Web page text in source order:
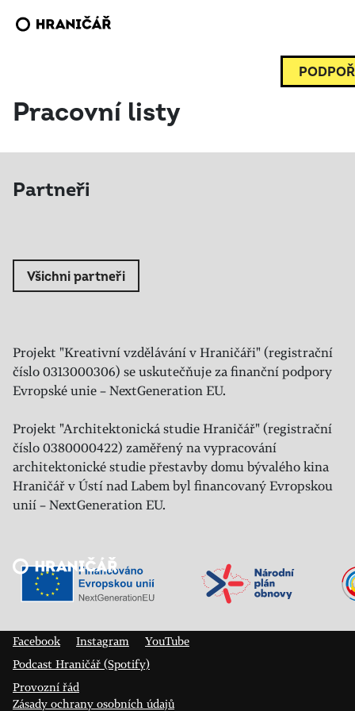
Pracovní listy
Partneři
Všichni partneři
Projekt "Kreativní vzdělávání v Hraničáři" (registrační
číslo 0313000306) se uskutečňuje za finanční podpory
Evropské unie – NextGeneration EU.
Projekt "Architektonická studie Hraničář" (registrační
číslo 0380000422) zaměřený na vypracování
architektonické studie přestavby domu bývalého kina
Hraničář v Ústí nad Labem byl financovaný Evropskou
unií – NextGeneration EU.
Veřejný sál Hraničář, spolek
Facebook
Instagram
YouTube
Podcast Hraničář (Spotify)
Provozní řád
Zásady ochrany osobních údajů